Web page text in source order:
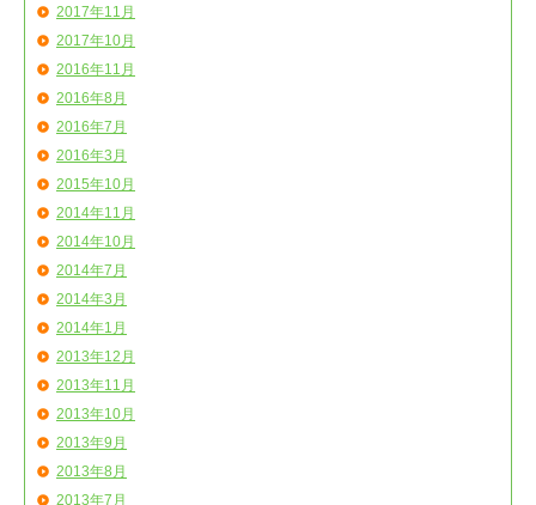
2017年11月
2017年10月
2016年11月
2016年8月
2016年7月
2016年3月
2015年10月
2014年11月
2014年10月
2014年7月
2014年3月
2014年1月
2013年12月
2013年11月
2013年10月
2013年9月
2013年8月
2013年7月